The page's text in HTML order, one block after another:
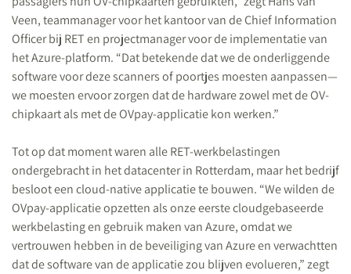
Veen, teammanager voor het kantoor van de Chief Information
Officer bij RET en projectmanager voor de implementatie van
het Azure-platform. “Dat betekende dat we de onderliggende
software voor deze scanners of poortjes moesten aanpassen—
we moesten ervoor zorgen dat de hardware zowel met de OV-
chipkaart als met de OVpay-applicatie kon werken.”
Tot op dat moment waren alle RET-werkbelastingen
ondergebracht in het datacenter in Rotterdam, maar het bedrijf
besloot een cloud-native applicatie te bouwen. “We wilden de
OVpay-applicatie opzetten als onze eerste cloudgebaseerde
werkbelasting en gebruik maken van Azure, omdat we
vertrouwen hebben in de beveiliging van Azure en verwachtten
dat de software van de applicatie zou blijven evolueren,” zegt